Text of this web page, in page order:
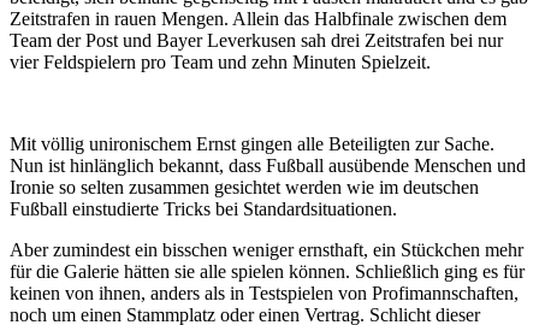
Zeitstrafen in rauen Mengen. Allein das Halbfinale zwischen dem
Team der Post und Bayer Leverkusen sah drei Zeitstrafen bei nur
vier Feldspielern pro Team und zehn Minuten Spielzeit.
Mit völlig unironischem Ernst gingen alle Beteiligten zur Sache.
Nun ist hinlänglich bekannt, dass Fußball ausübende Menschen und
Ironie so selten zusammen gesichtet werden wie im deutschen
Fußball einstudierte Tricks bei Standardsituationen.
Aber zumindest ein bisschen weniger ernsthaft, ein Stückchen mehr
für die Galerie hätten sie alle spielen können. Schließlich ging es für
keinen von ihnen, anders als in Testspielen von Profimannschaften,
noch um einen Stammplatz oder einen Vertrag. Schlicht dieser